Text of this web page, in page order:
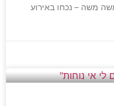
משה – נכחו באירוע